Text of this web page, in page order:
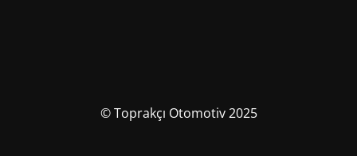
© Toprakçı Otomotiv 2025